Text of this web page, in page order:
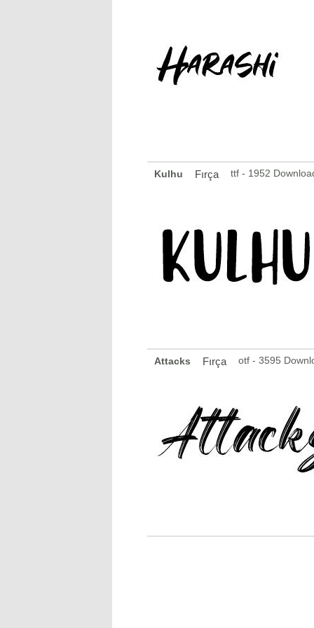
Kulhu Fırça ttf - 1952
Attacks Fırça otf - 3595